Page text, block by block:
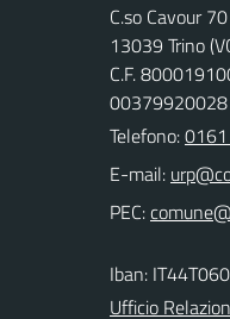
C.so Cavour 70
13039 Trino
C.F.
00379920028
Telefono:
E-mail:
PEC:
Iban:
Ufficio